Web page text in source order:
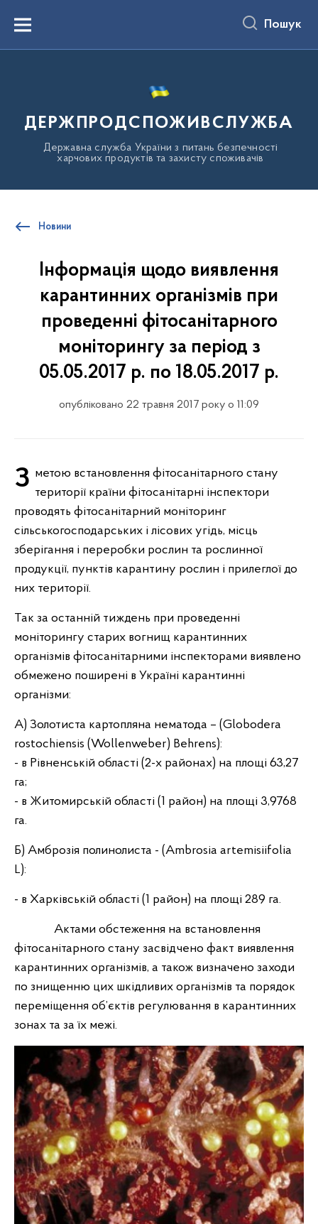
вмістуMenu Пошук
ДЕРЖПРОДСПОЖИВСЛУЖБА
Державна служба України з питань безпечності
харчових продуктів та захисту споживачів
Новини
Інформація щодо виявлення
карантинних організмів при
проведенні фітосанітарного
моніторингу за період з
05.05.2017 р. по 18.05.2017 р.
опубліковано 22 травня 2017 року о 11:09
З метою встановлення фітосанітарного стану території країни фітосанітарні інспектори
проводять фітосанітарний моніторинг
сільськогосподарських і лісових угідь, місць
зберігання і переробки рослин та рослинної
продукції, пунктів карантину рослин і прилеглої до
них території.
Так за останній тиждень при проведенні
моніторингу старих вогнищ карантинних
організмів фітосанітарними інспекторами виявлено
обмежено поширені в Україні карантинні
організми:
А) Золотиста картопляна нематода – (Globodera
rostochiensis (Wollenweber) Behrens):
- в Рівненській області (2-х районах) на площі 63,27
га;
- в Житомирській області (1 район) на площі 3,9768
га.
Б) Амброзія полинолиста - (Ambrosia artemisiifolia
L):
- в Харківській області (1 район) на площі 289 га.
Актами обстеження на встановлення
фітосанітарного стану засвідчено факт виявлення
карантинних організмів, а також визначено заходи
по знищенню цих шкідливих організмів та порядок
переміщення об’єктів регулювання в карантинних
зонах та за їх межі.